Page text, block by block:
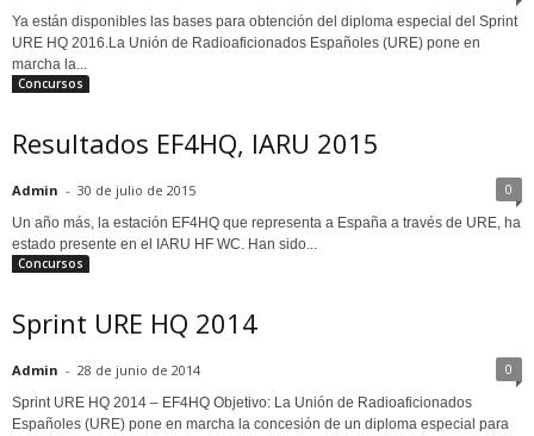
Ya están disponibles las bases para obtención del diploma especial del Sprint
URE HQ 2016.La Unión de Radioaficionados Españoles (URE) pone en
marcha la...
Concursos
Resultados EF4HQ, IARU 2015
Admin - 30 de julio de 2015 0
Un año más, la estación EF4HQ que representa a España a través de URE, ha
estado presente en el IARU HF WC. Han sido...
Concursos
Sprint URE HQ 2014
Admin - 28 de junio de 2014 0
Sprint URE HQ 2014 – EF4HQ Objetivo: La Unión de Radioaficionados
Españoles (URE) pone en marcha la concesión de un diploma especial para